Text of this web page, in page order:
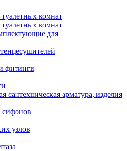
комнат
комнат
для
фитинги
сантехническая арматура, изделия
сифонов
узлов